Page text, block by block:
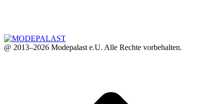
@ 2013–2026 Modepalast e.U. Alle Rechte vorbehalten.